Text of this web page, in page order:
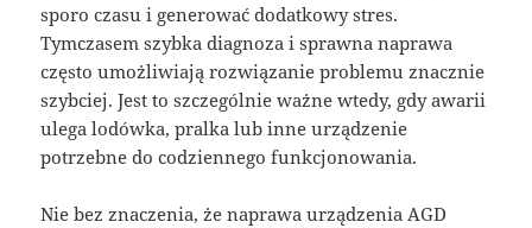
sporo czasu i generować dodatkowy stres.
Tymczasem szybka diagnoza i sprawna naprawa
często umożliwiają rozwiązanie problemu znacznie
szybciej. Jest to szczególnie ważne wtedy, gdy awarii
ulega lodówka, pralka lub inne urządzenie
potrzebne do codziennego funkcjonowania.
Nie bez znaczenia, że naprawa urządzenia AGD